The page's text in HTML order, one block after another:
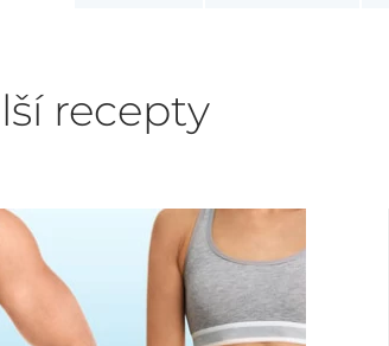
recepty